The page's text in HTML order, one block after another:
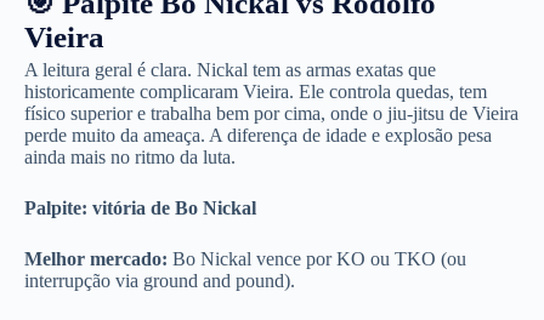
Vieira
A leitura geral é clara. Nickal tem as armas exatas que
historicamente complicaram Vieira. Ele controla quedas, tem
físico superior e trabalha bem por cima, onde o jiu-jitsu de Vieira
perde muito da ameaça. A diferença de idade e explosão pesa
ainda mais no ritmo da luta.
Palpite: vitória de Bo Nickal
Melhor mercado: Bo Nickal vence por KO ou TKO (ou
interrupção via ground and pound).